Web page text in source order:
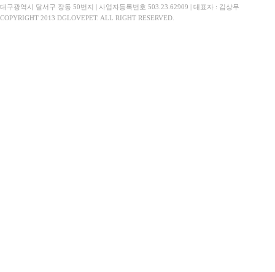
대구광역시 달서구 장동 50번지 | 사업자등록번호 503.23.62909 | 대표자 : 김상무
COPYRIGHT 2013 DGLOVEPET. ALL RIGHT RESERVED.